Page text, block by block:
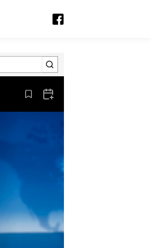
Aus den Lesezeichen entfernen
Zum Kalender hinzufügen